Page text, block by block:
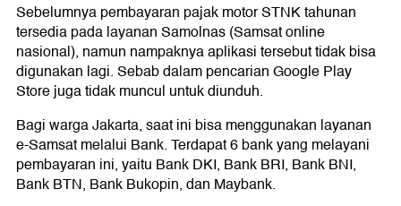
Sebelumnya pembayaran pajak motor STNK tahunan
tersedia pada layanan Samolnas (Samsat online
nasional), namun nampaknya aplikasi tersebut tidak bisa
digunakan lagi. Sebab dalam pencarian Google Play
Store juga tidak muncul untuk diunduh.
Bagi warga Jakarta, saat ini bisa menggunakan layanan
e-Samsat melalui Bank. Terdapat 6 bank yang melayani
pembayaran ini, yaitu Bank DKI, Bank BRI, Bank BNI,
Bank BTN, Bank Bukopin, dan Maybank.